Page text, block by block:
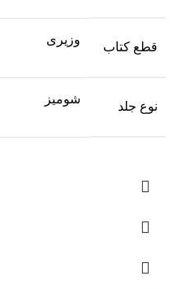
قطع کتاب
وزیری
نوع جلد
شومیز